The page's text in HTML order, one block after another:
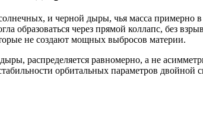
и черной дыры, чья масса примерно
образоваться через прямой коллапс, без
не создают мощных выбросов материи.
распределяется равномерно, а не
орбитальных параметров двойной